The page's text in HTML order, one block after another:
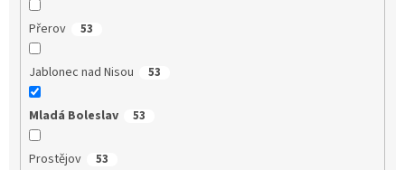
Přerov 53
Jablonec nad Nisou 53
Mladá Boleslav 53
Prostějov 53